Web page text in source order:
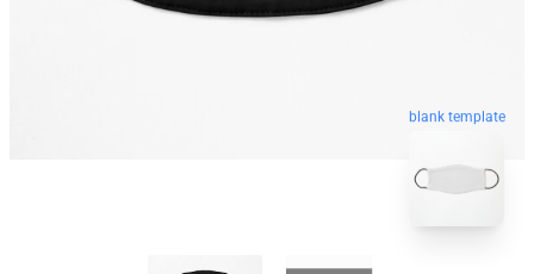
blank template